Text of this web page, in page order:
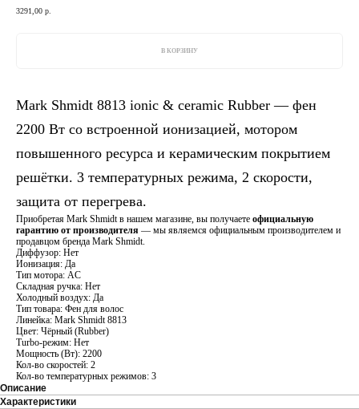
3291,00 р.
В КОРЗИНУ
Mark Shmidt 8813 ionic & ceramic Rubber — фен
2200 Вт со встроенной ионизацией, мотором
повышенного ресурса и керамическим покрытием
решётки. 3 температурных режима, 2 скорости,
защита от перегрева.
Приобретая Mark Shmidt в нашем магазине, вы получаете официальную
гарантию от производителя — мы являемся официальным производителем и
продавцом бренда Mark Shmidt.
Диффузор: Нет
Ионизация: Да
Тип мотора: AC
Складная ручка: Нет
Холодный воздух: Да
Тип товара: Фен для волос
Линейка: Mark Shmidt 8813
Цвет: Чёрный (Rubber)
Turbo-режим: Нет
Мощность (Вт): 2200
Кол-во скоростей: 2
Кол-во температурных режимов: 3
Описание
Характеристики